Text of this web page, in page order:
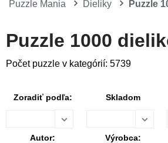
Puzzle Mania Dieliky Puzzle
Puzzle 1000
Počet puzzle v kategórií: 5739
Zoradiť podľa: Skladom
Autor: Výrobca: